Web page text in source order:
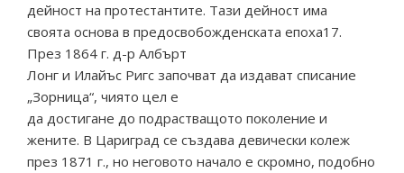
дейност на протестантите. Тази дейност има
своята основа в предосвобожденската епоха17.
През 1864 г. д-р Албърт
Лонг и Илайъс Ригс започват да издават списание
„Зорница“, чиято цел е
да достигане до подрастващото поколение и
жените. В Цариград се създава девически колеж
през 1871 г., но неговото начало е скромно, подобно